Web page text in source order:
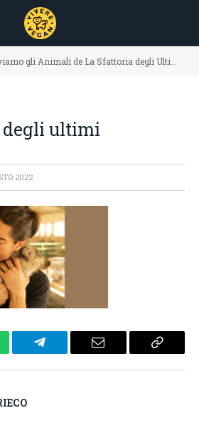
gli Animali de La Sfattoria degli Ultimi
ultimi
2022
Telegram Email
Copy